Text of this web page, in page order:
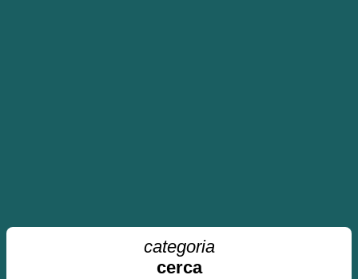
categoria
cerca